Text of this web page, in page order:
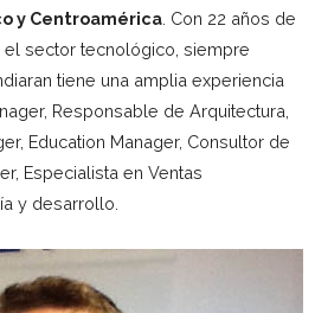
y Centroamérica . Con 22 años de
sector tecnológico, siempre
tiene una amplia experiencia
Responsable de Arquitectura,
Education Manager, Consultor de
Especialista en Ventas
y desarrollo.